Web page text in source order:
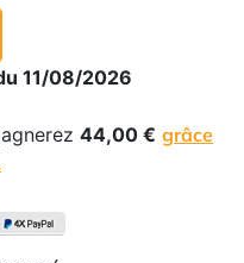
11/08/2026
44,00 € grâce